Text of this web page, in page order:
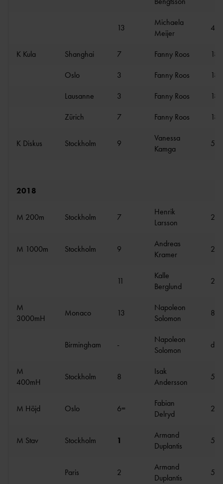
13
Michaela
Meijer
K Kula Shanghai 7 Fanny Roos
Oslo
3 Fanny Roos
Lausanne
3 Fanny Roos
Zürich
7 Fanny Roos
K Diskus Stockholm 9
Vanessa
Kamga
2018
M 200m Stockholm 7
Henrik
Larsson
M 1000m Stockholm 9
Andreas
Kramer
11
Kalle
Berglund
M
3000mH
Monaco 13
Napoleon
Solomon
Birmingham -
Napoleon
Solomon
M
400mH
Stockholm 8
Isak
Andersson
M Höjd Oslo 6=
Fabian
Delryd
M Stav Stockholm 1
Armand
Duplantis
Paris 2
Armand
Duplantis